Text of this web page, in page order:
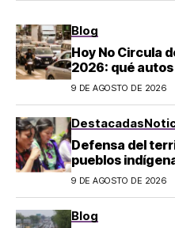
Blog
Hoy No Circula
2026: qué
salir en CDMX y
9 DE AGOSTO DE 2026
Destacadas
Defensa del
pueblos
desapariciones
9 DE AGOSTO DE 2026
Blog